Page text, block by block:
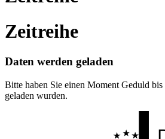
Zeitreihe
Daten werden geladen
Bitte haben Sie einen Moment Geduld
geladen wurden.